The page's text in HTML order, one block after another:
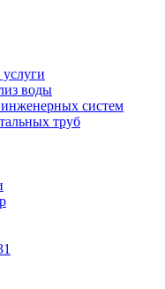
воды
систем
труб